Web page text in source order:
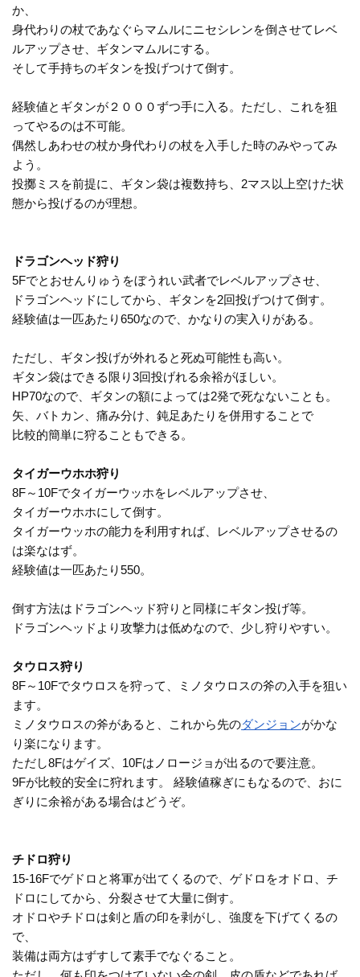
か、
身代わりの杖であなぐらマムルにニセシレンを倒させてレベ
ルアップさせ、ギタンマムルにする。
そして手持ちのギタンを投げつけて倒す。
経験値とギタンが２０００ずつ手に入る。ただし、これを狙
ってやるのは不可能。
偶然しあわせの杖か身代わりの杖を入手した時のみやってみ
よう。
投擲ミスを前提に、ギタン袋は複数持ち、2マス以上空けた状
態から投げるのが理想。
ドラゴンヘッド狩り
5Fでとおせんりゅうをぼうれい武者でレベルアップさせ、
ドラゴンヘッドにしてから、ギタンを2回投げつけて倒す。
経験値は一匹あたり650なので、かなりの実入りがある。
ただし、ギタン投げが外れると死ぬ可能性も高い。
ギタン袋はできる限り3回投げれる余裕がほしい。
HP70なので、ギタンの額によっては2発で死なないことも。
矢、バトカン、痛み分け、鈍足あたりを併用することで
比較的簡単に狩ることもできる。
タイガーウホホ狩り
8F～10Fでタイガーウッホをレベルアップさせ、
タイガーウホホにして倒す。
タイガーウッホの能力を利用すれば、レベルアップさせるの
は楽なはず。
経験値は一匹あたり550。
倒す方法はドラゴンヘッド狩りと同様にギタン投げ等。
ドラゴンヘッドより攻撃力は低めなので、少し狩りやすい。
タウロス狩り
8F～10Fでタウロスを狩って、ミノタウロスの斧の入手を狙い
ます。
ミノタウロスの斧があると、これから先のダンジョンがかな
り楽になります。
ただし8Fはゲイズ、10Fはノロージョが出るので要注意。
9Fが比較的安全に狩れます。 経験値稼ぎにもなるので、おに
ぎりに余裕がある場合はどうぞ。
チドロ狩り
15-16Fでゲドロと将軍が出てくるので、ゲドロをオドロ、チ
ドロにしてから、分裂させて大量に倒す。
オドロやチドロは剣と盾の印を剥がし、強度を下げてくるの
で、
装備は両方はずすして素手でなぐること。